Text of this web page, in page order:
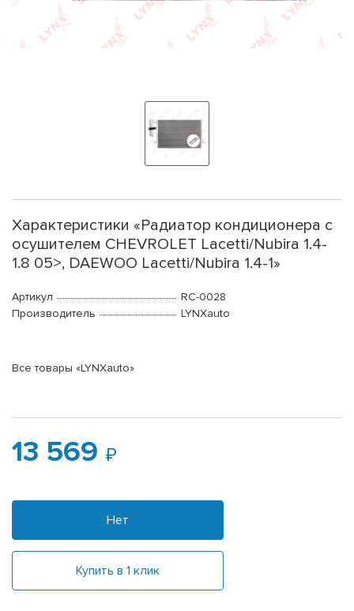
Характеристики «Радиатор кондиционера с
осушителем CHEVROLET Lacetti/Nubira 1.4-
1.8 05>, DAEWOO Lacetti/Nubira 1.4-1»
Артикул
RC-0028
Производитель
LYNXauto
Все товары «LYNXauto»
13 569
Нет
Купить в 1 клик